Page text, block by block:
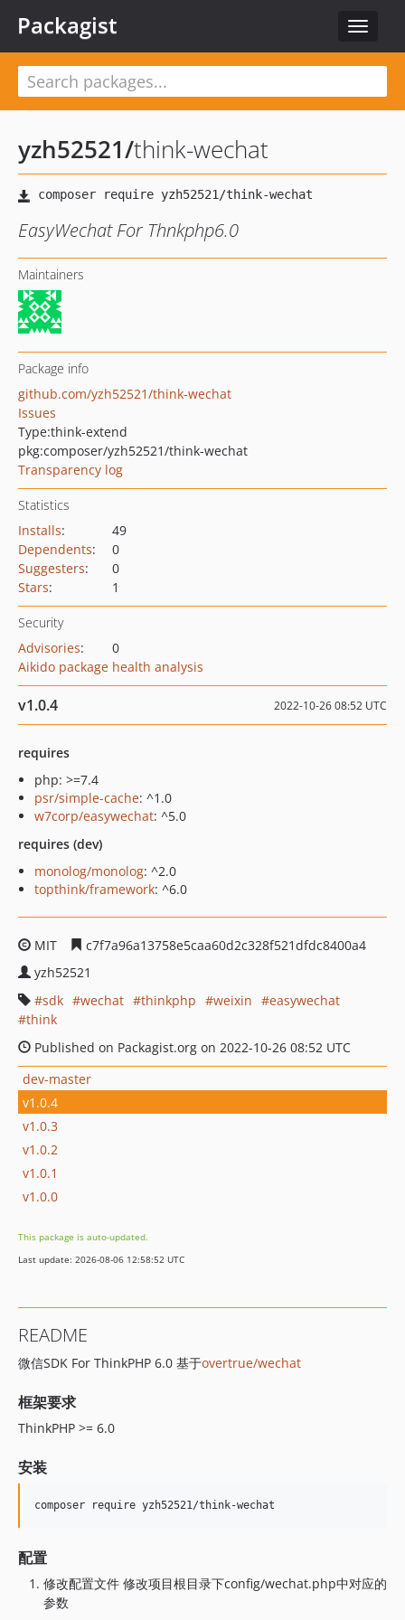
Toggle
Packagist
yzh52521/think-wechat
EasyWechat For Thnkphp6.0
Maintainers
Package info
github.com/yzh52521/think-wechat
Issues
Type:think-extend
pkg:composer/yzh52521/think-wechat
Transparency log
Statistics
Installs:
49
Dependents:
0
Suggesters:
0
Stars: 1
Security
Advisories:
0
Aikido package health analysis
v1.0.4 2022-10-26 08:52 UTC
requires
php: >=7.4
psr/simple-cache: ^1.0
w7corp/easywechat: ^5.0
requires (dev)
monolog/monolog: ^2.0
topthink/framework: ^6.0
MIT
c7f7a96a13758e5caa60d2c328f521dfdc8400a4
yzh52521
sdk
wechat thinkphp weixin
easywechat
think
Published on Packagist.org on 2022-10-26 08:52 UTC
dev-master
v1.0.4
v1.0.3
v1.0.2
v1.0.1
v1.0.0
This package is auto-updated.
Last update: 2026-08-06 12:58:52 UTC
README
微信SDK For ThinkPHP 6.0 基于overtrue/wechat
框架要求
ThinkPHP >= 6.0
安装
composer require yzh52521/think-wechat
配置
修改配置文件 修改项目根目录下config/wechat.php中对应的
参数